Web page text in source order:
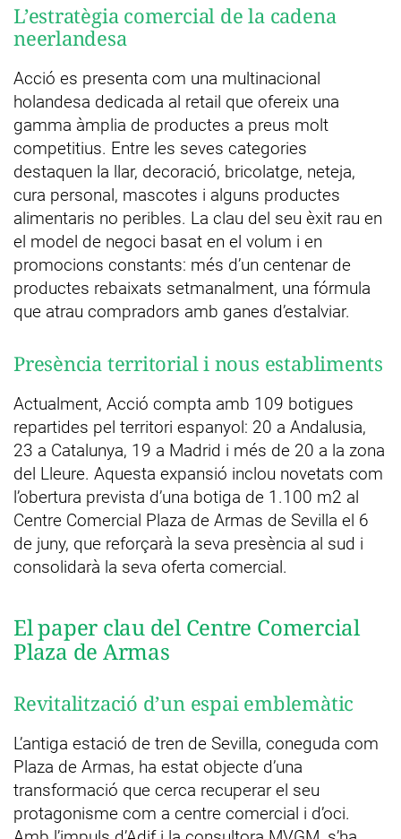
L’estratègia comercial de la cadena
neerlandesa
Acció es presenta com una multinacional
holandesa dedicada al retail que ofereix una
gamma àmplia de productes a preus molt
competitius. Entre les seves categories
destaquen la llar, decoració, bricolatge, neteja,
cura personal, mascotes i alguns productes
alimentaris no peribles. La clau del seu èxit rau en
el model de negoci basat en el volum i en
promocions constants: més d’un centenar de
productes rebaixats setmanalment, una fórmula
que atrau compradors amb ganes d’estalviar.
Presència territorial i nous establiments
Actualment, Acció compta amb 109 botigues
repartides pel territori espanyol: 20 a Andalusia,
23 a Catalunya, 19 a Madrid i més de 20 a la zona
del Lleure. Aquesta expansió inclou novetats com
l’obertura prevista d’una botiga de 1.100 m2 al
Centre Comercial Plaza de Armas de Sevilla el 6
de juny, que reforçarà la seva presència al sud i
consolidarà la seva oferta comercial.
El paper clau del Centre Comercial
Plaza de Armas
Revitalització d’un espai emblemàtic
L’antiga estació de tren de Sevilla, coneguda com
Plaza de Armas, ha estat objecte d’una
transformació que cerca recuperar el seu
protagonisme com a centre comercial i d’oci.